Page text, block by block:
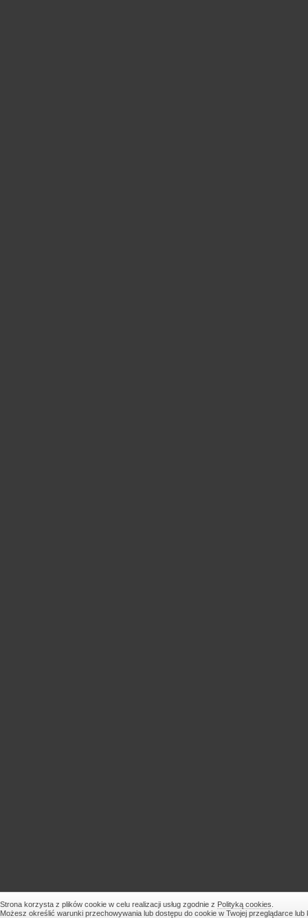
Strona korzysta z plików cookie w celu realizacji usług zgodnie z Polityką cookies
Możesz określić warunki przechowywania lub dostępu do cookie w Twojej przeglądarce lub